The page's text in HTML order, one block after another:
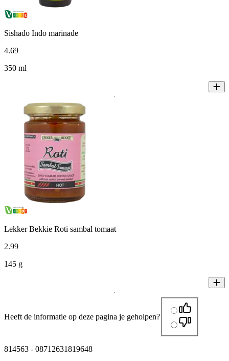
Sishado Indo marinade
4.69
350 ml
Lekker Bekkie Roti sambal tomaat
2.99
145 g
Heeft de informatie op deze pagina je geholpen?
814563 - 08712631819648